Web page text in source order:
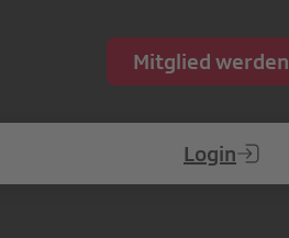
Mitglied werden
Login